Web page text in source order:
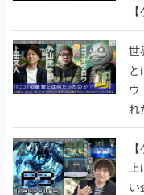
世
ウ
れ
画
い